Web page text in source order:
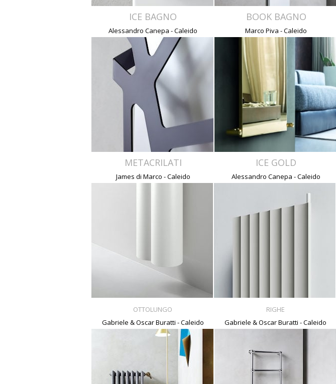
ICE BAGNO
Alessandro Canepa - Caleido
BOOK BAGNO
Marco Piva - Caleido
METACRILATI
James di Marco - Caleido
ICE GOLD
Alessandro Canepa - Caleido
OTTOLUNGO
Gabriele & Oscar Buratti - Caleido
RIGHE
Gabriele & Oscar Buratti - Caleido